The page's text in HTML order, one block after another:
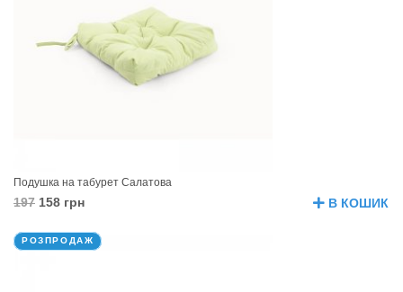
Подушка на табурет Салатова
197 158 грн В КОШИК
РОЗПРОДАЖ